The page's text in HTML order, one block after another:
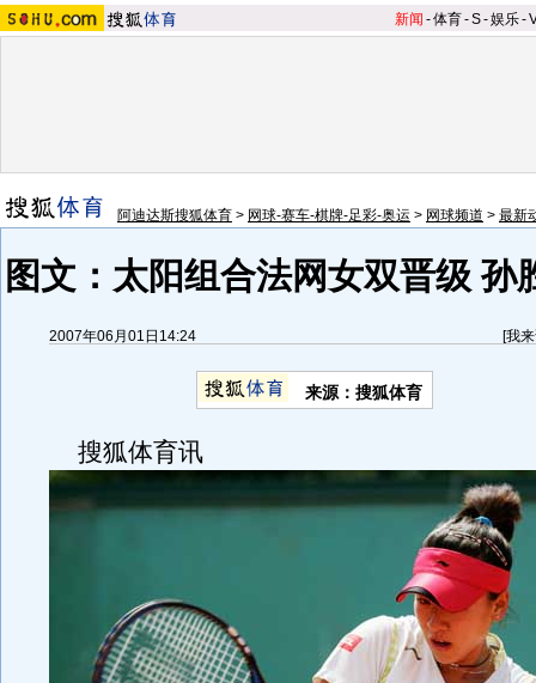
新闻 -体育-S-娱乐-
阿迪达斯搜狐体育 > 网球-赛车-棋牌-足彩-奥运 > 网球频道 > 最新
图文：太阳组合法网女双晋级 孙
2007年06月01日14:24 [我
来源：搜狐体育
搜狐体育讯